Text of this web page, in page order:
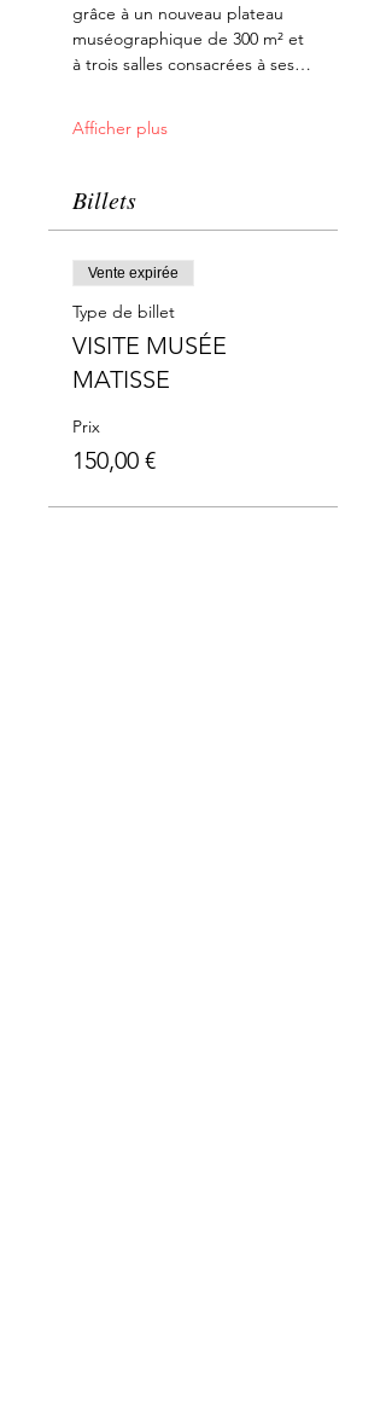
grâce à un nouveau plateau
muséographique de 300 m² et
à trois salles consacrées à ses…
Afficher plus
Billets
Vente expirée
Type de billet
VISITE MUSÉE
MATISSE
Prix
150,00 €